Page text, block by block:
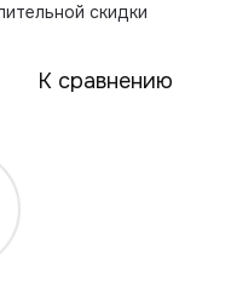
скидки
К сравнению